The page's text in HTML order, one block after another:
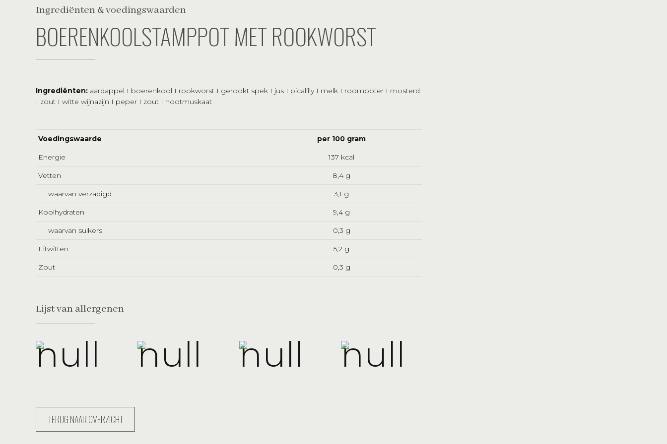
Ingrediënten & voedingswaarden
BOERENKOOLSTAMPPOT MET ROOKWORST
Ingrediënten: aardappel I boerenkool I rookworst I gerookt spek I jus I picalilly I melk I roomboter I mosterd
I zout I witte wijnazijn I peper I zout I nootmuskaat
Voedingswaarde per 100 gram
Energie 137 kcal
Vetten 8,4 g
waarvan verzadigd 3,1 g
Koolhydraten 9,4 g
waarvan suikers 0,3 g
Eitwitten 5,2 g
Zout 0,3 g
Lijst van allergenen
TERUG NAAR OVERZICHT